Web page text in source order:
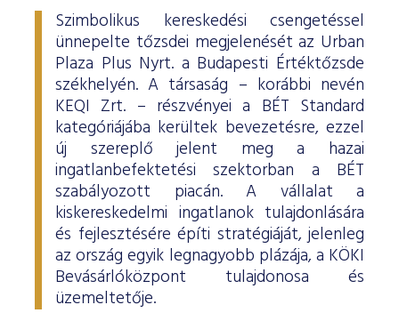
Szimbolikus kereskedési csengetéssel
ünnepelte tőzsdei megjelenését az Urban
Plaza Plus Nyrt. a Budapesti Értéktőzsde
székhelyén. A társaság – korábbi nevén
KEQI Zrt. – részvényei a BÉT Standard
kategóriájába kerültek bevezetésre, ezzel
új szereplő jelent meg a hazai
ingatlanbefektetési szektorban a BÉT
szabályozott piacán. A vállalat a
kiskereskedelmi ingatlanok tulajdonlására
és fejlesztésére építi stratégiáját, jelenleg
az ország egyik legnagyobb plázája, a KÖKI
Bevásárlóközpont tulajdonosa és
üzemeltetője.